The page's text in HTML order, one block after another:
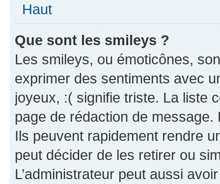
Haut
Que sont les smileys ?
Les smileys, ou émoticônes,
exprimer des sentiments avec
joyeux, :( signifie triste. La liste
page de rédaction de
Ils peuvent rapidement rendre
peut décider de les retirer ou
L’administrateur peut aussi